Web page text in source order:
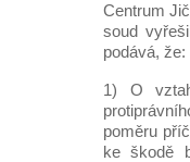
Centrum
soud
podává, že:
1) O
poměru
ke škodě